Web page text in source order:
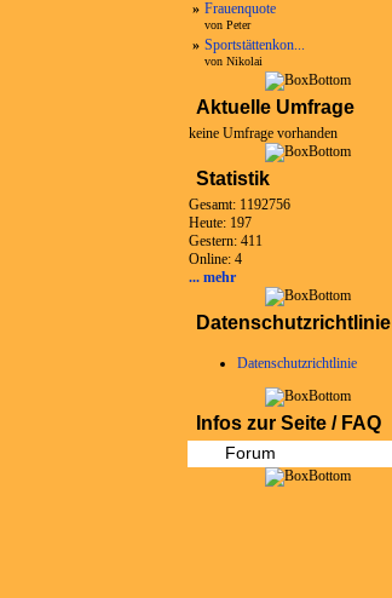
» Frauenquote
von Peter
» Sportstättenkon...
von Nikolai
Aktuelle Umfrage
keine Umfrage vorhanden
Statistik
Gesamt: 1192756
Heute: 197
Gestern: 411
Online: 4
... mehr
Datenschutzrichtlinie
Datenschutzrichtlinie
Infos zur Seite / FAQ
Forum